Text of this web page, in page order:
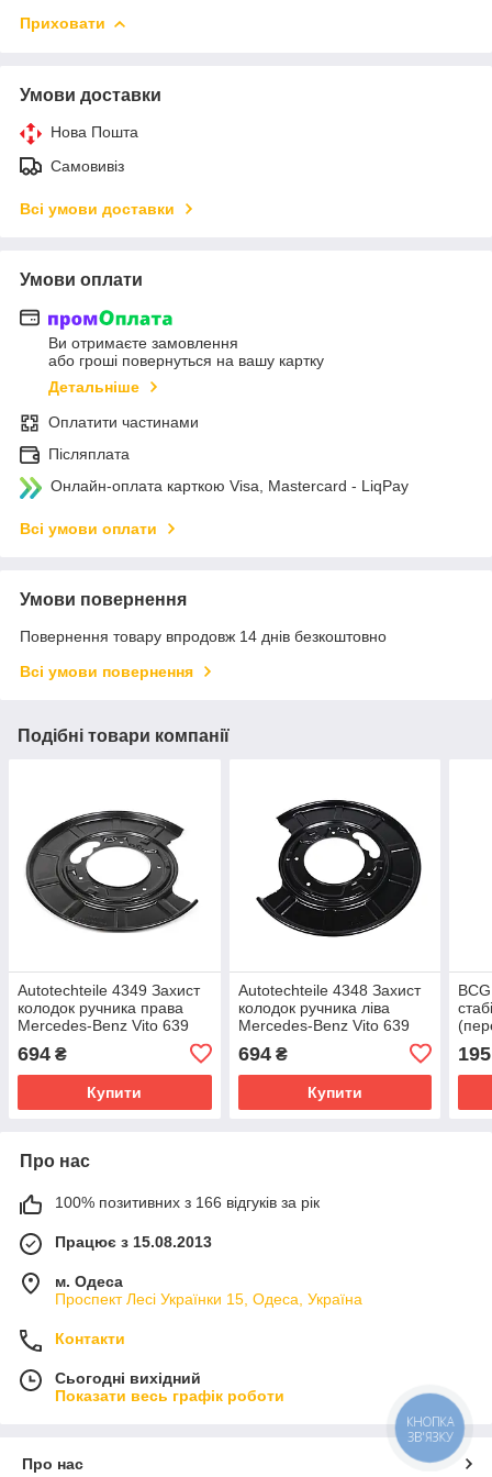
Приховати
Умови доставки
Нова Пошта
Самовивіз
Всі умови доставки
Умови оплати
Ви отримаєте замовлення
або гроші повернуться на вашу картку
Детальніше
Оплатити частинами
Післяплата
Онлайн-оплата карткою Visa, Mastercard - LiqPay
Всі умови оплати
Умови повернення
Повернення товару впродовж 14 днів безкоштовно
Всі умови повернення
Подібні товари компанії
Autotechteile 4349 Захист
колодок ручника права
Mercedes-Benz Vito 639
694 ₴
Купити
Autotechteile 4348 Захист
колодок ручника ліва
Mercedes-Benz Vito 639
694₴
Купити
195
Про нас
100% позитивних з 166 відгуків за рік
Працює з 15.08.2013
м. Одеса
Проспект Лесі Українки 15, Одеса, Україна
Контакти
Сьогодні вихідний
Показати весь графік роботи
Про нас
КНОПКА
ЗВ'ЯЗКУ